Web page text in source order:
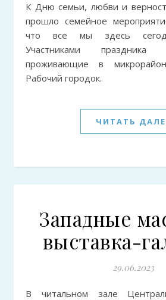
К Дню семьи, любви и верности в филиале №3
прошло семейное
что все мы здесь
Участниками
проживающие в
Рабочий городок.
ЧИТАТЬ
Западные
выставка-
29.06.2023
В читальном зале Центральной городской